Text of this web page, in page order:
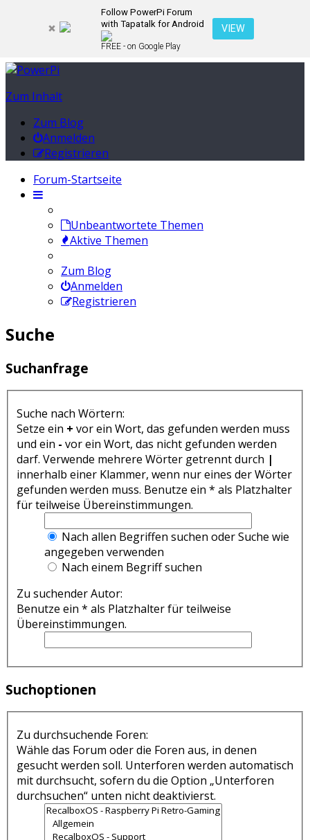
Follow PowerPi Forum
with Tapatalk for Android
FREE - on Google Play
VIEW
Zum Inhalt
Zum Blog
Anmelden
Registrieren
Forum-Startseite
Unbeantwortete Themen
Aktive Themen
Zum Blog
Anmelden
Registrieren
Suche
Suchanfrage
Suche nach Wörtern:
Setze ein + vor ein Wort, das gefunden werden muss
und ein - vor ein Wort, das nicht gefunden werden
darf. Verwende mehrere Wörter getrennt durch |
innerhalb einer Klammer, wenn nur eines der Wörter
gefunden werden muss. Benutze ein * als Platzhalter
für teilweise Übereinstimmungen.
Nach allen Begriffen suchen oder Suche wie
angegeben verwenden
Nach einem Begriff suchen
Zu suchender Autor:
Benutze ein * als Platzhalter für teilweise
Übereinstimmungen.
Suchoptionen
Zu durchsuchende Foren:
Wähle das Forum oder die Foren aus, in denen
gesucht werden soll. Unterforen werden automatisch
mit durchsucht, sofern du die Option „Unterforen
durchsuchen“ unten nicht deaktivierst.